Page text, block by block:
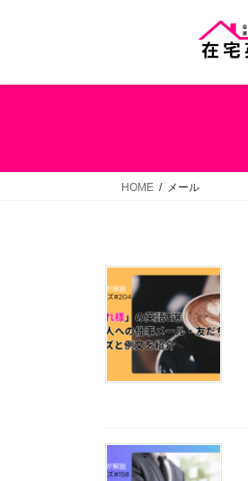
HOME メール